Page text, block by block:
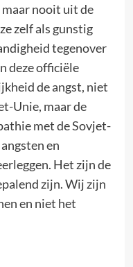
nooit uit de
zelf als gunstig
tegenover
deze officiële
de angst, niet
Unie, maar de
met de Sovjet-
en
Het zijn de
zijn. Wij zijn
en niet het